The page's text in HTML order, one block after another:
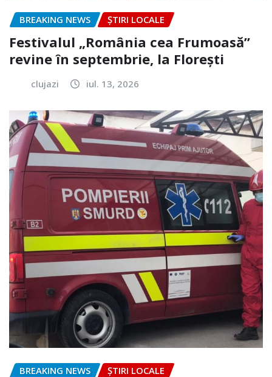
BREAKING NEWS ȘTIRI LOCALE
Festivalul „România cea Frumoasă”
revine în septembrie, la Florești
clujazi iul. 13, 2026
BREAKING NEWS ȘTIRI LOCALE